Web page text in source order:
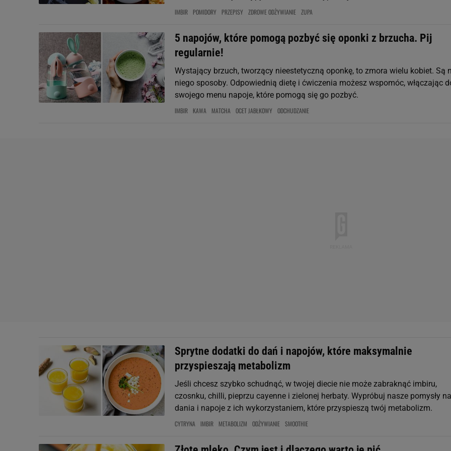
IMBIR POMIDORY PRZEPISY ZDROWE ODŻYWIANIE ZUPA
5 napojów, które pomogą pozbyć się oponki z brzucha. Pij
regularnie!
Wystający brzuch, tworzący nieestetyczną oponkę, to zmora wielu kobiet. Są
niego sposoby. Odpowiednią dietę i ćwiczenia możesz wspomóc, włączając
swojego menu napoje, które pomogą się go pozbyć.
IMBIR KAWA MATCHA OCET JABŁKOWY ODCHUDZANIE
Sprytne dodatki do dań i napojów, które maksymalnie
przyspieszają metabolizm
Jeśli chcesz szybko schudnąć, w twojej diecie nie może zabraknąć imbiru,
czosnku, chilli, pieprzu cayenne i zielonej herbaty. Wypróbuj nasze pomysły na
dania i napoje z ich wykorzystaniem, które przyspieszą twój metabolizm.
CYTRYNA IMBIR METABOLIZM ODŻYWIANIE SMOOTHIE